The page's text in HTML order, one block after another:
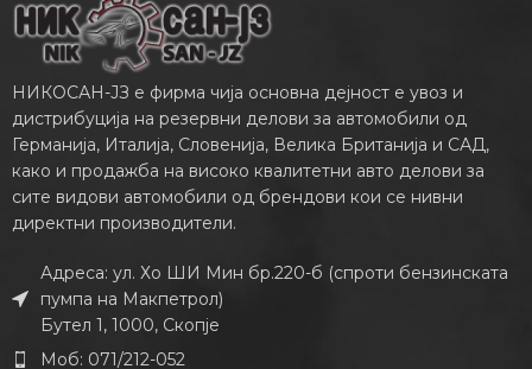
НИКОСАН-ЈЗ е фирма чија основна дејност е увоз и
дистрибуција на резервни делови за автомобили од
Германија, Италија, Словенија, Велика Британија и САД,
како и продажба на високо квалитетни авто делови за
сите видови автомобили од брендови кои се нивни
директни производители.
Адреса: ул. Хо ШИ Мин бр.220-б (спроти бензинската
пумпа на Макпетрол)
Бутел 1, 1000, Скопје
Моб: 071/212-052